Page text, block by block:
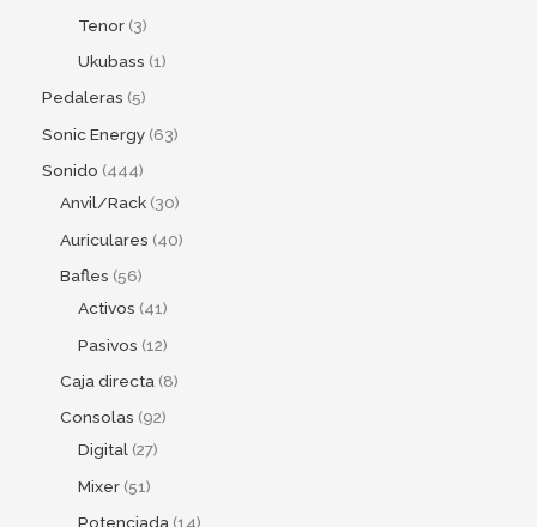
Tenor 3
Ukubass 1
Pedaleras 5
Sonic Energy 63
Sonido 444
Anvil/Rack 30
Auriculares 40
Bafles 56
Activos 41
Pasivos 12
Caja directa 8
Consolas 92
Digital 27
Mixer 51
Potenciada 14